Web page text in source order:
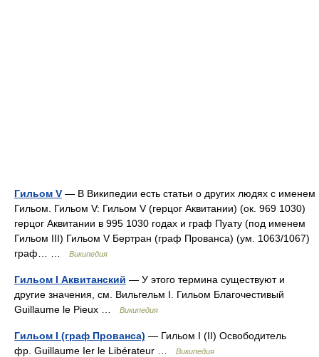
Гильом V — В Википедии есть статьи о других людях с именем
Гильом. Гильом V: Гильом V (герцог Аквитании) (ок. 969 1030)
герцог Аквитании в 995 1030 годах и граф Пуату (под именем
Гильом III) Гильом V Бертран (граф Прованса) (ум. 1063/1067)
граф… …
Википедия
Гильом I Аквитанский — У этого термина существуют и
другие значения, см. Вильгельм I. Гильом Благочестивый
Guillaume le Pieux …
Википедия
Гильом I (граф Прованса) — Гильом I (II) Освободитель
фр. Guillaume Ier le Libérateur …
Википедия